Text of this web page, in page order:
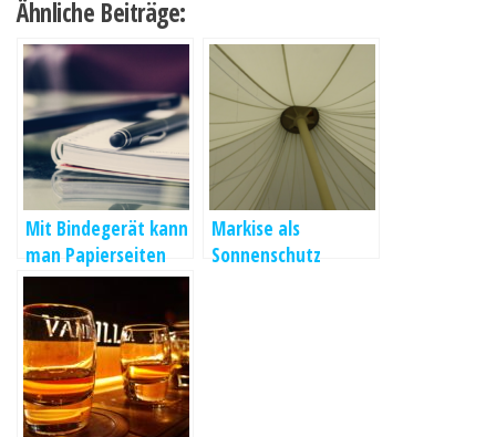
Ähnliche Beiträge:
Mit Bindegerät kann
man Papierseiten
miteinander
verbinden
Markise als
Sonnenschutz